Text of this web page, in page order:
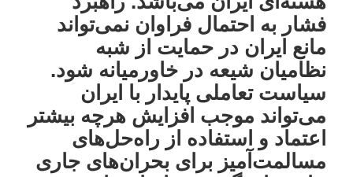
فشار به احتمال فراوان نمی‌تواند
مانع ایران در حمایت از شبه
نظامیان شیعه در خاورمیانه شود.
سیاست تعاملی پایدار با ایران
می‌تواند موجب افزایش هرچه بیشتر
اعتماد و استفاده از راه‌حل‌های
مسالمت‌آمیز برای بحران‌های جاری